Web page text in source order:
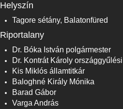
Helyszín
Tagore sétány, Balatonfüred
Riportalany
Dr. Bóka István polgármester
Dr. Kontrát Károly
Kis Miklós államtitkár
Baloghné Király Mónika
Barad Gábor
Varga András